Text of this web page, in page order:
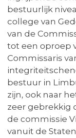
bestuurlijk
college van
van de
tot een oproep
Commissaris
bestuur in
zijn, ook naar
zeer gebrekkig
de commissie
vanuit de